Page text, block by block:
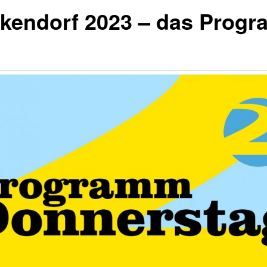
2023 – das